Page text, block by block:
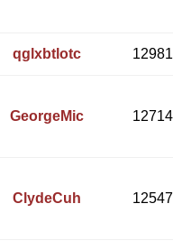
qglxbtlotc 12981
GeorgeMic 12714
ClydeCuh 12547